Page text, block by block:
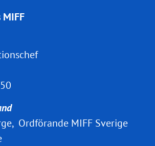
Ordförande MIFF Sverige